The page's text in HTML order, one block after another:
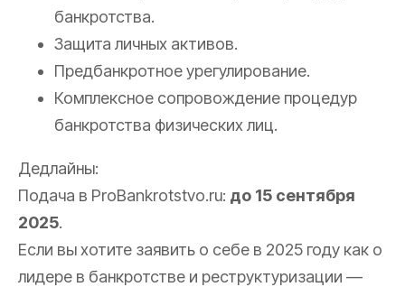
банкротства.
Защита личных активов.
Предбанкротное урегулирование.
Комплексное сопровождение процедур
банкротства физических лиц.
Дедлайны:
Подача в ProBankrotstvo.ru: до 15 сентября
2025.
Если вы хотите заявить о себе в 2025 году как о
лидере в банкротстве и реструктуризации —